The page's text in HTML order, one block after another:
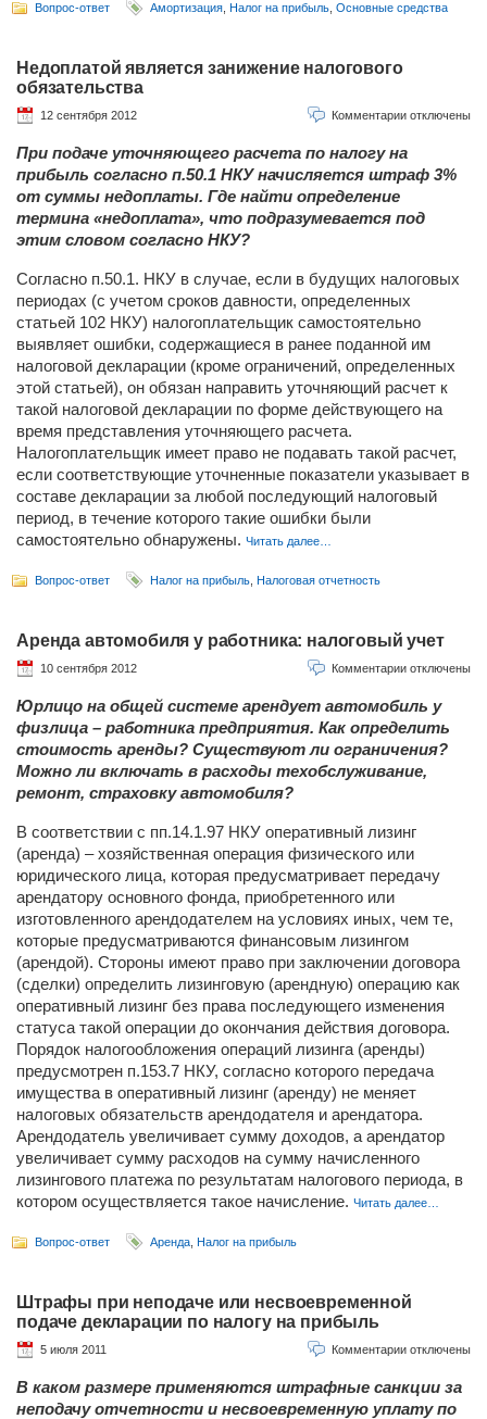
Вопрос-ответ Амортизация Налог на прибыль Основные средства
Недоплатой является занижение налогового
обязательства
12 сентября 2012 Комментарии отключены
При подаче уточняющего расчета по налогу на
прибыль согласно п.50.1 НКУ начисляется штраф 3%
от суммы недоплаты. Где найти определение
термина «недоплата», что подразумевается под
этим словом согласно НКУ?
Согласно п.50.1. НКУ в случае, если в будущих налоговых
периодах (с учетом сроков давности, определенных
статьей 102 НКУ) налогоплательщик самостоятельно
выявляет ошибки, содержащиеся в ранее поданной им
налоговой декларации (кроме ограничений, определенных
этой статьей), он обязан направить уточняющий расчет к
такой налоговой декларации по форме действующего на
время представления уточняющего расчета.
Налогоплательщик имеет право не подавать такой расчет,
если соответствующие уточненные показатели указывает в
составе декларации за любой последующий налоговый
период, в течение которого такие ошибки были
самостоятельно обнаружены. Читать далее…
Вопрос-ответ Налог на прибыль Налоговая отчетность
Аренда автомобиля у работника: налоговый учет
10 сентября 2012 Комментарии отключены
Юрлицо на общей системе арендует автомобиль у
физлица – работника предприятия. Как определить
стоимость аренды? Существуют ли ограничения?
Можно ли включать в расходы техобслуживание,
ремонт, страховку автомобиля?
В соответствии с пп.14.1.97 НКУ оперативный лизинг
(аренда) – хозяйственная операция физического или
юридического лица, которая предусматривает передачу
арендатору основного фонда, приобретенного или
изготовленного арендодателем на условиях иных, чем те,
которые предусматриваются финансовым лизингом
(арендой). Стороны имеют право при заключении договора
(сделки) определить лизинговую (арендную) операцию как
оперативный лизинг без права последующего изменения
статуса такой операции до окончания действия договора.
Порядок налогообложения операций лизинга (аренды)
предусмотрен п.153.7 НКУ, согласно которого передача
имущества в оперативный лизинг (аренду) не меняет
налоговых обязательств арендодателя и арендатора.
Арендодатель увеличивает сумму доходов, а арендатор
увеличивает сумму расходов на сумму начисленного
лизингового платежа по результатам налогового периода, в
котором осуществляется такое начисление. Читать далее…
Вопрос-ответ Аренда Налог на прибыль
Штрафы при неподаче или несвоевременной
подаче декларации по налогу на прибыль
5 июля 2011 Комментарии отключены
В каком размере применяются штрафные санкции за
неподачу отчетности и несвоевременную уплату по